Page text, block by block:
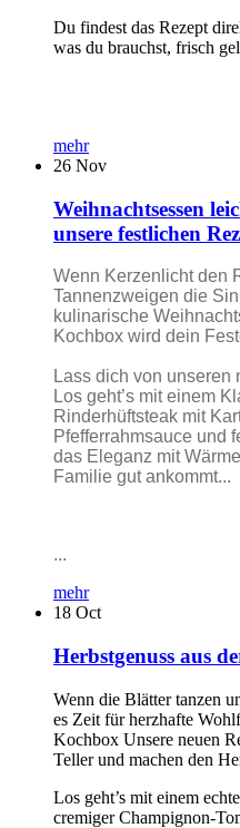
Du findest das Rezept
was du brauchst, frisch
mehr
26 Nov
Weihnachtsessen
unsere festlichen
Wenn Kerzenlicht den
Tannenzweigen die
kulinarische
Kochbox wird dein
Lass dich von unseren
Los geht’s mit einem
Rinderhüftsteak mit
Pfefferrahmsauce und
das Eleganz mit
Familie gut ankommt...
...
mehr
18 Oct
Herbstgenuss aus
Wenn die Blätter tanzen
es Zeit für herzhafte
Kochbox Unsere neuen
Teller und machen den
Los geht’s mit einem
cremiger Champignon-